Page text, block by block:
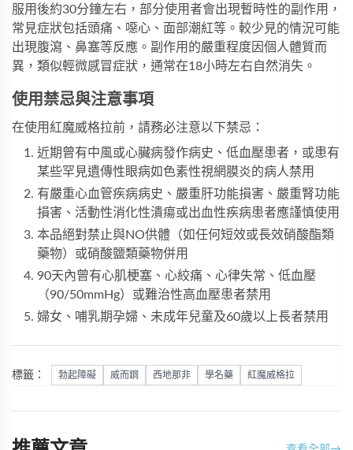
服用後約30分鐘左右，部分使用者會出現暫時性的副作用，
常見症狀包括頭痛、噁心、面部潮紅等。較少見的情況可能
出現腹瀉、鼻塞等反應。副作用的嚴重程度因個人體質而
異，類似輕微感冒症狀，通常在18小時左右自然消失。
使用禁忌與注意事項
在使用紅魔威格拉前，請務必注意以下禁忌：
近期曾有中風或心臟病發作病史、低血壓患者，或患有
某些罕見遺傳性眼病如色素性視網膜炎的病人禁用
有嚴重心血管疾病病史、嚴重肝功能損害、嚴重腎功能
損害、活動性消化性潰瘍或出血性疾病患者應謹慎使用
本品絕對禁止與NO供體（如任何短效或長效硝酸酯類
藥物）或硝酸鹽類藥物併用
90天內曾有心肌梗塞、心絞痛、心律失常、低血壓
（90/50mmHg）或難治性高血壓患者禁用
婦女、哺乳期孕婦、未成年兒童及60歲以上長者禁用
標籤： 勃起障礙 威而鋼 西地那非 學名藥 紅魔威格拉